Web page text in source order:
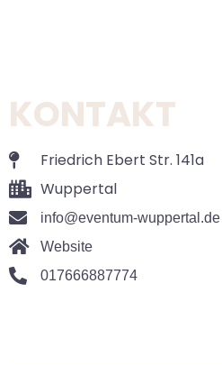
KONTAKT
Friedrich Ebert Str. 141a
Wuppertal
info@eventum-wuppertal.de
Website
017666887774